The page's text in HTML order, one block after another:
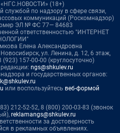
«НГС.НОВОСТИ» (18+)
службой по надзору в сфере связи,
коммуникаций (Роскомнадзор)
ЭЛ № ФС 77— 84683
ответственностью "ИНТЕРНЕТ
Елена Александровна
ул. Ленина, д. 12, 6 этаж,
157-00-00 (круглосуточно)
ngs@shkulev.ru
и государственных органов:
или воспользуйтесь веб-формой
212-52-52, 8 (800) 200-03-83 (звонок
reklamangs@shkulev.ru
за достоверность
в рекламных объявлениях.